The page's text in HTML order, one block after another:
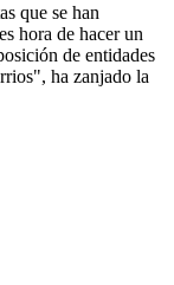
que se han
hora de hacer un
de entidades
ha zanjado la